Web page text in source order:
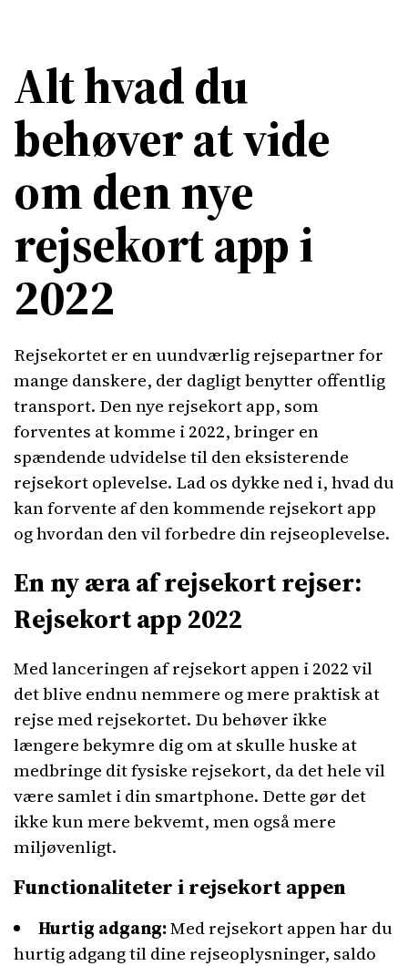
Alt hvad du
behøver at vide
om den nye
rejsekort app i
2022
Rejsekortet er en uundværlig rejsepartner for
mange danskere, der dagligt benytter offentlig
transport. Den nye rejsekort app, som
forventes at komme i 2022, bringer en
spændende udvidelse til den eksisterende
rejsekort oplevelse. Lad os dykke ned i, hvad du
kan forvente af den kommende rejsekort app
og hvordan den vil forbedre din rejseoplevelse.
En ny æra af rejsekort rejser:
Rejsekort app 2022
Med lanceringen af rejsekort appen i 2022 vil
det blive endnu nemmere og mere praktisk at
rejse med rejsekortet. Du behøver ikke
længere bekymre dig om at skulle huske at
medbringe dit fysiske rejsekort, da det hele vil
være samlet i din smartphone. Dette gør det
ikke kun mere bekvemt, men også mere
miljøvenligt.
Functionaliteter i rejsekort appen
Hurtig adgang:Med rejsekort appen har du
hurtig adgang til dine rejseoplysninger, saldo